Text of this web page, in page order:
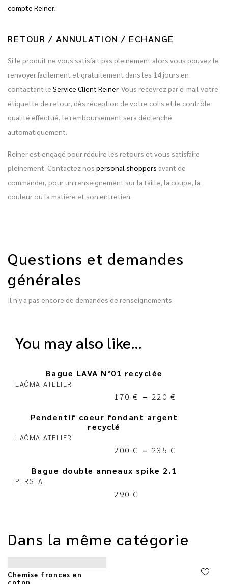
compte Reiner.
RETOUR / ANNULATION / ECHANGE
Si le produit ne vous satisfait pas pleinement alors vous pouvez le
renvoyer facilement et gratuitement dans les 14 jours en
contactant le Service Client Reiner. Vous recevrez par e-mail votre
étiquette de retour, dès réception de votre colis et le contrôle
qualité effectué, le remboursement sera déclenché
automatiquement.
Reiner est engagé pour réduire les retours et vous satisfaire
pleinement. Contactez nos personal shoppers avant de
commander, pour un renseignement sur la taille, la coupe, la
couleur ou la matière et son entretien.
Questions et demandes
générales
Il n'y a pas encore de demandes de renseignements.
you may also like…
Bague LAVA N°01 recyclée
LAÔMA ATELIER
170 € – 220 €
Pendentif coeur fondant argent
recyclé
LAÔMA ATELIER
200 € – 235 €
Bague double anneaux spike 2.1
PERSTA
290 €
Dans la même catégorie
Chemise fronces en
coton